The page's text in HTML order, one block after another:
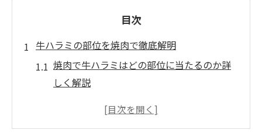
目次
牛ハラミの部位を焼肉で徹底解明
焼肉で牛ハラミはどの部位に当たるのか詳
しく解説
焼肉の牛ハラミが赤身に見えても内臓肉な